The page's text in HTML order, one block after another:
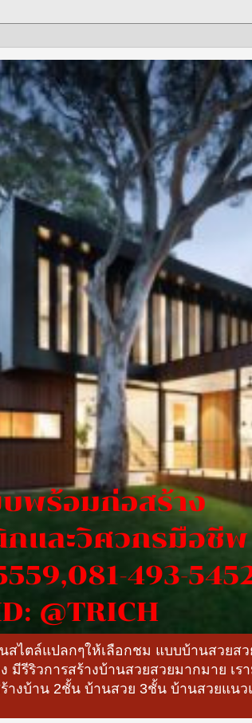
สไตล์แปลกๆให้เลือกชม แบบบ้านสวยส
มีรีริวการสร้างบ้านสวยสวยมากมาย เ
างบ้าน 2ชั้น บ้านสวย 3ชั้น บ้านสวยแนว